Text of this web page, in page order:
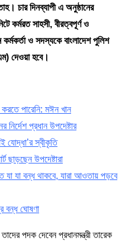
চার দিনব্যাপী এ অনুষ্ঠানের
কর্মরত সাহসী, বীরত্বপূর্ণ ও
ও সদস্যকে বাংলাদেশ পুলিশ
দেওয়া হবে।
পারেনি: মঈন খান
নির্দেশ প্রধান উপদেষ্টার
স্বীকৃতি
ছাড়ছেন উপদেষ্টারা
যা যা বন্ধ থাকবে, যারা আওতায় পড়বে
বন্ধ ঘোষণা
পদক দেবেন প্রধানমন্ত্রী তারেক